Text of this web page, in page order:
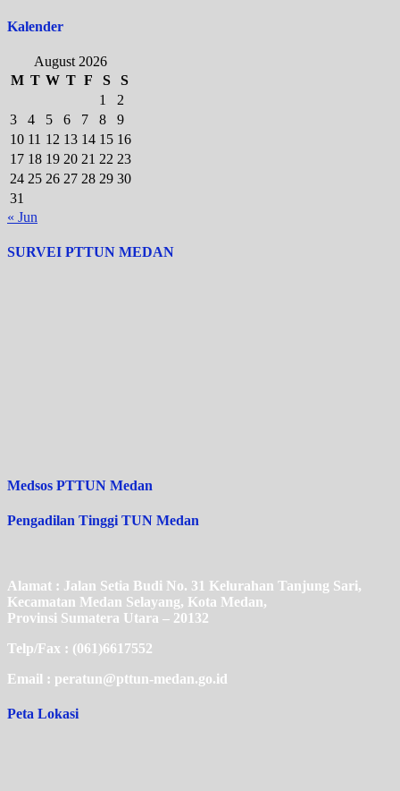
Kalender
August 2026
M T W T F S
S
1
2
3
4 5 6 7 8
9
10 11 12 13 14 15 16
17 18 19 20 21 22 23
24 25 26 27 28 29 30
31
« Jun
SURVEI PTTUN MEDAN
Medsos PTTUN Medan
Pengadilan Tinggi TUN Medan
Alamat : Jalan Setia Budi No. 31 Kelurahan Tanjung Sari,
Kecamatan Medan Selayang, Kota Medan,
Provinsi Sumatera Utara – 20132
Telp/Fax : (061)6617552
Email : peratun@pttun-medan.go.id
Peta Lokasi